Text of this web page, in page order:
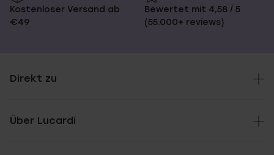
Kostenloser Versand ab
€49
Bewertet mit 4,58 / 5
(55.000+ reviews)
Direkt zu
Über Lucardi